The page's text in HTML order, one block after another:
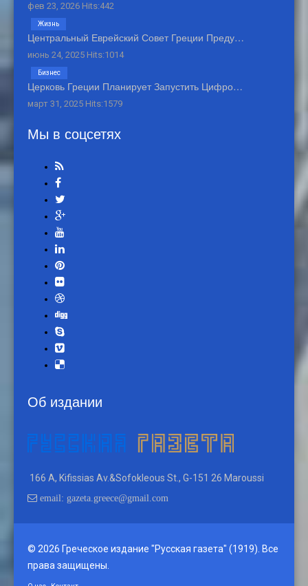
фев 23, 2026 Hits:442
Центральный Еврейский Совет Греции Преду…
июнь 24, 2025 Hits:1014
Жизнь
Церковь Греции Планирует Запустить Цифро…
март 31, 2025 Hits:1579
Бизнес
Мы в соцсетях
Об издании
166 A, Kifissias Av.&Sofokleous St., G-151 26 Maroussi
email: gazeta.greece@gmail.com
© 2026 Греческое издание "Русская газета" (1919). Все
права защищены.